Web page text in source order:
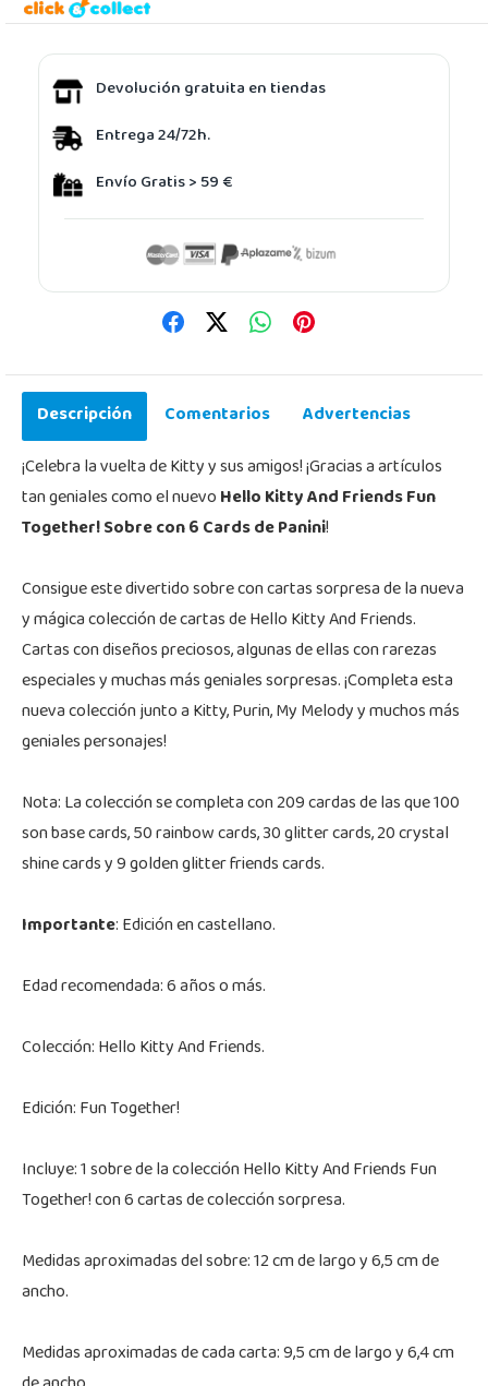
Devolución gratuita en tiendas
Entrega 24/72h.
Envío Gratis > 59 €
Descripción Comentarios
Advertencias
¡Celebra la vuelta de Kitty y sus amigos! ¡Gracias a artículos
tan geniales como el nuevoHello Kitty And Friends Fun
Together! Sobre con 6 Cards de Panini!
Consigue este divertido sobre con cartas sorpresa de la nueva
y mágica colección de cartas de Hello Kitty And Friends.
Cartas con diseños preciosos, algunas de ellas con rarezas
especiales y muchas más geniales sorpresas. ¡Completa esta
nueva colección junto a Kitty, Purin, My Melody y muchos más
geniales personajes!
Nota: La colección se completa con 209 cardas de las que 100
son base cards, 50 rainbow cards, 30 glitter cards, 20 crystal
shine cards y 9 golden glitter friends cards.
Importante: Edición en castellano.
Edad recomendada: 6 años o más.
Colección: Hello Kitty And Friends.
Edición: Fun Together!
Incluye: 1 sobre de la colección Hello Kitty And Friends Fun
Together! con 6 cartas de colección sorpresa.
Medidas aproximadas del sobre: 12 cm de largo y 6,5 cm de
ancho.
Medidas aproximadas de cada carta: 9,5 cm de largo y 6,4 cm